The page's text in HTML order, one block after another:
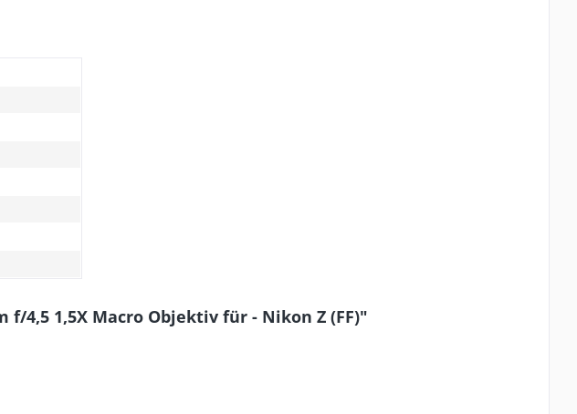
f/4,5 1,5X Macro Objektiv für - Nikon Z (FF)"